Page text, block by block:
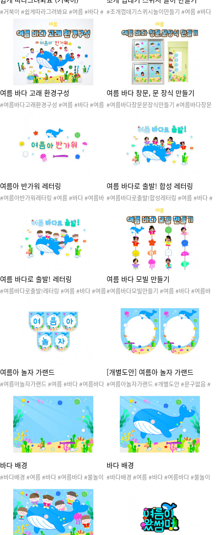
#거북이 #쉽게따라그려봐요 #여름 #바다 #
바다생물 #바다동물 #바닷속생물 #여름활동
#여름도안 #여름놀이 #따라그려봐요 #여름
활동지 #바다활동지 #쉽게따라그려요 #따라
그리기 #미술활동 #색칠활동 #여름따라그리
기 #바다따라그리기 #바다생물따라그리기 #
바다동물따라그리기
#조개껍데기스퀴시놀이만들기 #여름 #바다
#조개 #조개껍질 #조개껍데기 #불가사리 #
바다생물 #소라 #소라껍질 #소라껍데기 #조
개껍데기스퀴시 #여름스퀴시 #스퀴시 #스퀴
시만들기 #말랑이 #장난감 #스퀴시도안 #종
이스퀴시 #종스 #종스도안 #촉감놀이 #미술
놀이 #초등놀이 #소근육발달
여름 바다 고래 환경구성
#여름바다고래환경구성 #여름 #바다 #여름
경판 #여름게시판 #여름환경판꾸미기 #여름
게시판꾸미기 #교실꾸미기 #여름교실꾸미기
여름 바다 창문, 문 장식 만들기
#여름바다창문문장식만들기 #여름바다창문
여름놀이 #여름도안 #여름환경 #여름환경구
성 #창문장식 #문장식 #여름창문장식 #여름
문장식 #여름바다창문장식 #여름바다문장식
#환경구성
여름아 반가워 레터링
#여름아반가워레터링 #여름 #바다 #여름바
여름레터링 #여름바다레터링 #환경구성
여름 바다로 출발! 합성 레터링
#여름바다로출발!합성레터링 #여름 #바다 #
여름바다 #물놀이 #수영 #여름활동 #여름놀
이 #여름도안 #여름환경 #여름환경구성 #레
터링 #여름레터링 #여름바다레터링 #환경구
성 #합성도안
여름 바다로 출발! 레터링
#여름바다로출발!레터링 #여름 #바다 #여름
#여름레터링 #여름바다레터링 #환경구성
여름 바다 모빌 만들기
#여름바다모빌만들기 #여름 #바다 #여름바
름도안 #여름환경 #여름환경구성 #모빌 #여
름모빌 #여름바다모빌 #환경구성
여름아 놀자 가랜드
#여름아놀자가랜드 #여름 #바다 #여름바다
도안 #여름환경 #여름환경구성 #가랜드 #여
름가랜드 #여름바다가랜드 #환경구성
[개별도안] 여름아 놀자 가랜드
#여름아놀자가랜드 #개별도안 #문구없음 #
활동 #여름놀이 #여름도안 #여름환경 #여름
환경구성 #가랜드 #여름가랜드 #여름바다가
랜드 #환경구성
바다 배경
#바다배경 #여름 #바다 #여름바다 #물놀이
름환경 #여름환경구성 #배경 #여름배경 #여
름바다배경 #환경구성
바다 배경
#바다배경 #여름 #바다 #여름바다 #물놀이